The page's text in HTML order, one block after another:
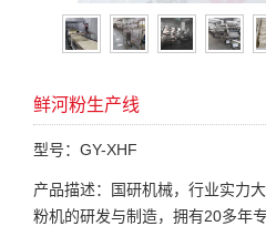
鲜河粉生产线
型号：GY-XHF
产品描述：国研机械，行业实力
粉机的研发与制造，拥有20多年